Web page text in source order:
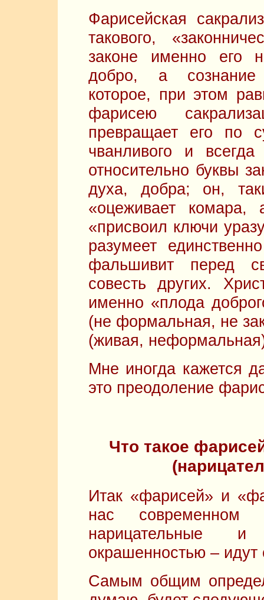
Фарисейская
такового,
законе именно его
добро, а сознание
которое, при этом
фарисею
превращает его по
чванливого и
относительно буквы
духа, добра; он,
«оцеживает
«присвоил ключи
разумеет
фальшивит перед
совесть других.
именно «плода
(не формальная, не
(живая,
Мне иногда кажется
это преодоление
Что такое
Итак «фарисей» и
нас современном
нарицательные
окрашенностью – идут
Самым общим